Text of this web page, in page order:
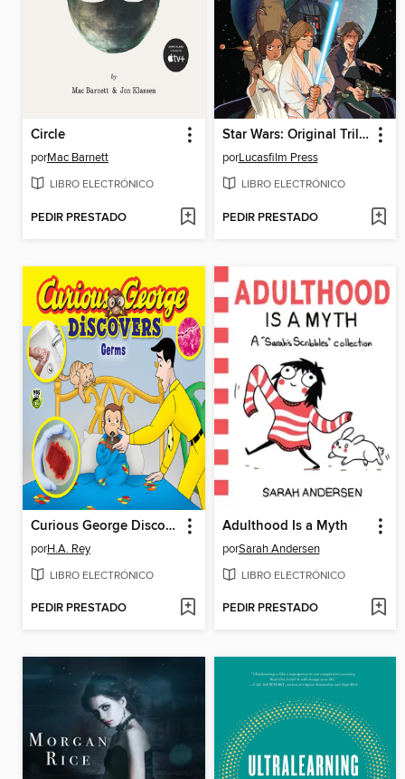
Circle
porMac Barnett
LIBRO ELECTRÓNICO
PEDIR PRESTADO
Star Wars: Original Trilogy
porLucasfilm Press
LIBRO ELECTRÓNICO
PEDIR PRESTADO
Curious George Discovers Germs
porH.A. Rey
LIBRO ELECTRÓNICO
PEDIR PRESTADO
Adulthood Is a Myth
porSarah Andersen
LIBRO ELECTRÓNICO
PEDIR PRESTADO